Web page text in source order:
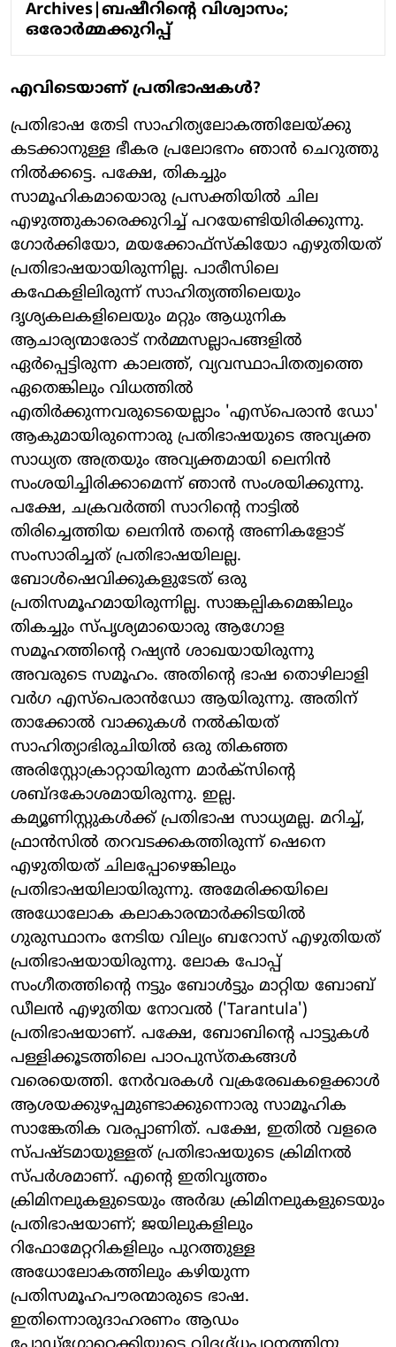
Archives|ബഷീറിന്റെ വിശ്വാസം;
ഒരോര്‍മ്മക്കുറിപ്പ്
എവിടെയാണ് പ്രതിഭാഷകള്‍?
പ്രതിഭാഷ തേടി സാഹിത്യലോകത്തിലേയ്ക്കു
കടക്കാനുള്ള ഭീകര പ്രലോഭനം ഞാന്‍ ചെറുത്തു
നില്‍ക്കട്ടെ. പക്ഷേ, തികച്ചും
സാമൂഹികമായൊരു പ്രസക്തിയില്‍ ചില
എഴുത്തുകാരെക്കുറിച്ച് പറയേണ്ടിയിരിക്കുന്നു.
ഗോര്‍ക്കിയോ, മയക്കോഫ്സ്‌കിയോ എഴുതിയത്
പ്രതിഭാഷയായിരുന്നില്ല. പാരീസിലെ
കഫേകളിലിരുന്ന് സാഹിത്യത്തിലെയും
ദൃശ്യകലകളിലെയും മറ്റും ആധുനിക
ആചാര്യന്മാരോട് നര്‍മ്മസല്ലാപങ്ങളില്‍
ഏര്‍പ്പെട്ടിരുന്ന കാലത്ത്, വ്യവസ്ഥാപിതത്വത്തെ
ഏതെങ്കിലും വിധത്തില്‍
എതിര്‍ക്കുന്നവരുടെയെല്ലാം 'എസ്പെരാന്‍ ഡോ'
ആകുമായിരുന്നൊരു പ്രതിഭാഷയുടെ അവ്യക്ത
സാധ്യത അത്രയും അവ്യക്തമായി ലെനിന്‍
സംശയിച്ചിരിക്കാമെന്ന് ഞാന്‍ സംശയിക്കുന്നു.
പക്ഷേ, ചക്രവര്‍ത്തി സാറിന്റെ നാട്ടില്‍
തിരിച്ചെത്തിയ ലെനിന്‍ തന്റെ അണികളോട്
സംസാരിച്ചത് പ്രതിഭാഷയിലല്ല.
ബോള്‍ഷെവിക്കുകളുടേത് ഒരു
പ്രതിസമൂഹമായിരുന്നില്ല. സാങ്കല്പികമെങ്കിലും
തികച്ചും സ്പൃശ്യമായൊരു ആഗോള
സമൂഹത്തിന്റെ റഷ്യന്‍ ശാഖയായിരുന്നു
അവരുടെ സമൂഹം. അതിന്റെ ഭാഷ തൊഴിലാളി
വര്‍ഗ എസ്പെരാന്‍ഡോ ആയിരുന്നു. അതിന്
താക്കോല്‍ വാക്കുകള്‍ നല്‍കിയത്
സാഹിത്യാഭിരുചിയില്‍ ഒരു തികഞ്ഞ
അരിസ്റ്റോക്രാറ്റായിരുന്ന മാര്‍ക്സിന്റെ
ശബ്ദകോശമായിരുന്നു. ഇല്ല.
കമ്യൂണിസ്റ്റുകള്‍ക്ക് പ്രതിഭാഷ സാധ്യമല്ല. മറിച്ച്,
ഫ്രാന്‍സില്‍ തറവടക്കകത്തിരുന്ന് ഷെനെ
എഴുതിയത് ചിലപ്പോഴെങ്കിലും
പ്രതിഭാഷയിലായിരുന്നു. അമേരിക്കയിലെ
അധോലോക കലാകാരന്മാര്‍ക്കിടയില്‍
ഗുരുസ്ഥാനം നേടിയ വില്യം ബറോസ് എഴുതിയത്
പ്രതിഭാഷയായിരുന്നു. ലോക പോപ്പ്
സംഗീതത്തിന്റെ നട്ടും ബോള്‍ട്ടും മാറ്റിയ ബോബ്
ഡീലന്‍ എഴുതിയ നോവല്‍ ('Tarantula')
പ്രതിഭാഷയാണ്. പക്ഷേ, ബോബിന്റെ പാട്ടുകള്‍
പള്ളിക്കൂടത്തിലെ പാഠപുസ്തകങ്ങള്‍
വരെയെത്തി. നേര്‍വരകള്‍ വക്രരേഖകളെക്കാള്‍
ആശയക്കുഴപ്പമുണ്ടാക്കുന്നൊരു സാമൂഹിക
സാങ്കേതിക വരപ്പാണിത്. പക്ഷേ, ഇതില്‍ വളരെ
സ്പഷ്ടമായുള്ളത് പ്രതിഭാഷയുടെ ക്രിമിനല്‍
സ്പര്‍ശമാണ്. എന്റെ ഇതിവൃത്തം
ക്രിമിനലുകളുടെയും അര്‍ദ്ധ ക്രിമിനലുകളുടെയും
പ്രതിഭാഷയാണ്; ജയിലുകളിലും
റിഫോമേറ്ററികളിലും പുറത്തുള്ള
അധോലോകത്തിലും കഴിയുന്ന
പ്രതിസമൂഹപൗരന്മാരുടെ ഭാഷ.
ഇതിന്നൊരുദാഹരണം ആഡം